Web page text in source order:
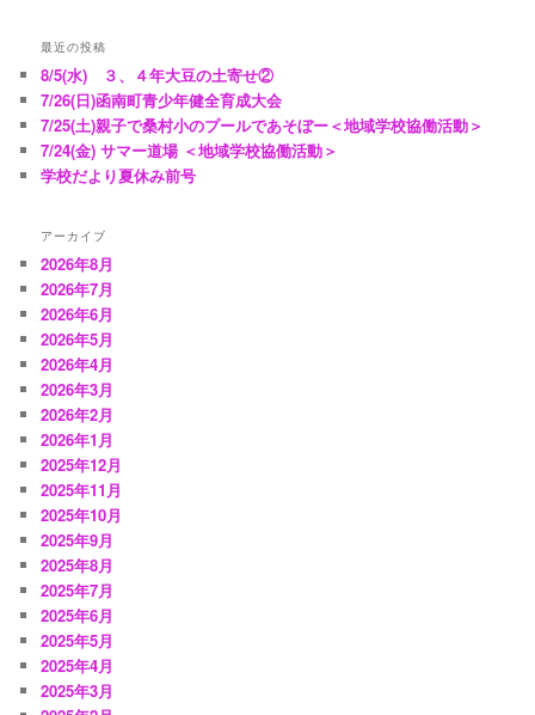
最近の投稿
8/5(水) ３、４年大豆の土寄せ②
7/26(日)函南町青少年健全育成大会
7/25(土)親子で桑村小のプールであそぼー＜地域学校協働活動＞
7/24(金) サマー道場 ＜地域学校協働活動＞
学校だより夏休み前号
アーカイブ
2026年8月
2026年7月
2026年6月
2026年5月
2026年4月
2026年3月
2026年2月
2026年1月
2025年12月
2025年11月
2025年10月
2025年9月
2025年8月
2025年7月
2025年6月
2025年5月
2025年4月
2025年3月